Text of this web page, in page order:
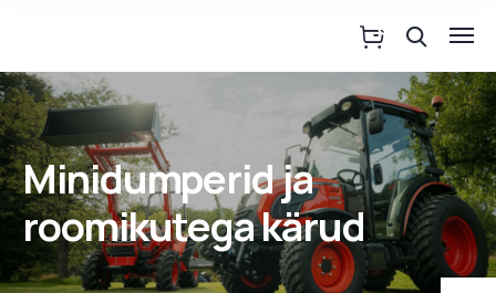
Minidumperid ja
roomikutega kärud